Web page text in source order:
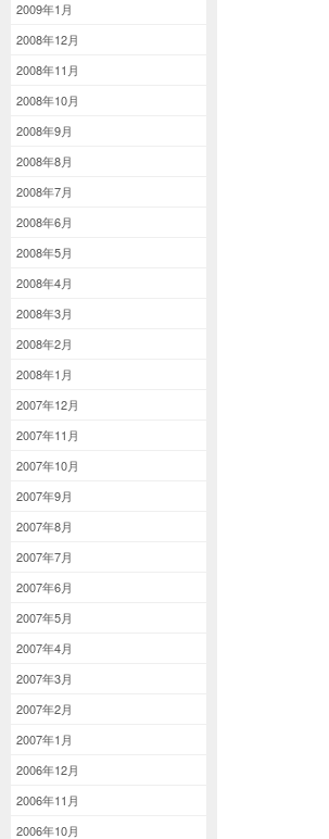
2009年1月
2008年12月
2008年11月
2008年10月
2008年9月
2008年8月
2008年7月
2008年6月
2008年5月
2008年4月
2008年3月
2008年2月
2008年1月
2007年12月
2007年11月
2007年10月
2007年9月
2007年8月
2007年7月
2007年6月
2007年5月
2007年4月
2007年3月
2007年2月
2007年1月
2006年12月
2006年11月
2006年10月